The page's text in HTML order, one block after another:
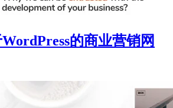
的商业营销网